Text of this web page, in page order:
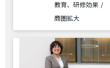
教育、研修効果
商圏拡大